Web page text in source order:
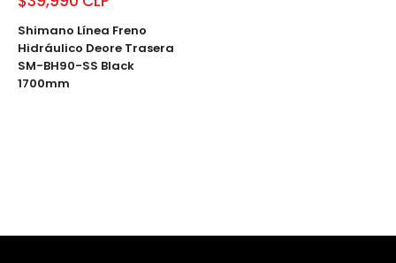
Shimano Línea Freno
Hidráulico Deore Trasera
SM-BH90-SS Black
1700mm